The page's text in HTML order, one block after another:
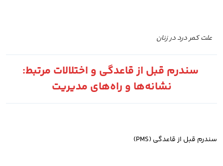
علت کمر درد در زنان
سندرم قبل از قاعدگی و اختلالات مرتبط:
نشانه‌ها و راه‌های مدیریت
سندرم قبل از قاعدگی (PMS)